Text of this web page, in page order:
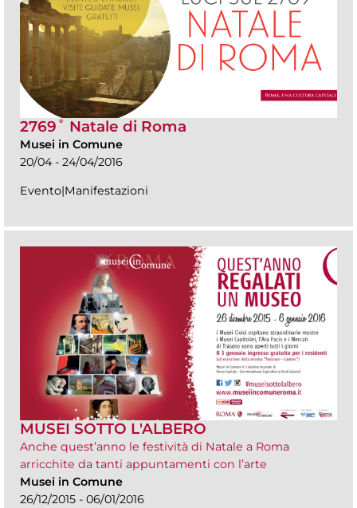
2769˚ Natale di Roma
Musei in Comune
20/04 - 24/04/2016
Evento|Manifestazioni
MUSEI SOTTO L'ALBERO
Anche quest’anno le festività di Natale a Roma
arricchite da tanti appuntamenti con l’arte
Musei in Comune
26/12/2015 - 06/01/2016